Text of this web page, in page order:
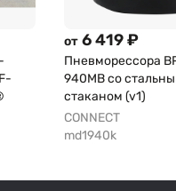
от 6 419 ₽
Пневморессора
940MB со
стаканом (v1)
CONNECT
md1940k